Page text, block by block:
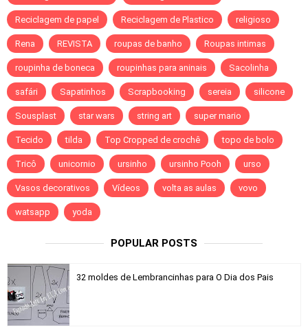
Reciclagem de papel Reciclagem de Plastico religioso
Rena REVISTA roupas de banho Roupas intimas
roupinha de boneca roupinhas para aninais Sacolinha
safári Sapatinhos Scrapbooking sereia silicone
Sousplast star wars string art super mario
Tecido tilda Top Cropped de crochê topo de bolo
Tricô unicornio ursinho ursinho Pooh urso
Vasos decorativos Vídeos volta as aulas vovo
watsapp yoda
POPULAR POSTS
32 moldes de Lembrancinhas para O Dia dos Pais